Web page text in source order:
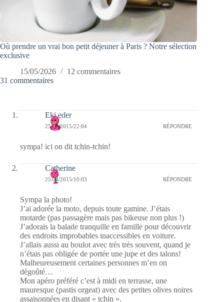
Où prendre un vrai bon petit déjeuner à Paris ? Notre sélection
exclusive
15/05/2026
12 commentaires
31 commentaires
Eki eder
25/04/2015/22:04 RÉPONDRE
sympa! ici on dit tchin-tchin!
Catherine
25/04/2015/10:03 RÉPONDRE
Sympa la photo!
J’ai adorée la moto, depuis toute gamine. J’étais
motarde (pas passagère mais pas bikeuse non plus !)
J’adorais la balade tranquille en famille pour découvrir
des endroits improbables inaccessibles en voiture.
J’allais aussi au boulot avec très très souvent, quand je
n’étais pas obligée de portée une jupe et des talons!
Malheureusement certaines personnes m’en on
dégoûté…
Mon apéro préféré c’est à midi en terrasse, une
mauresque (pastis orgeat) avec des petites olives noires
assaisonnées en disant « tchin ».